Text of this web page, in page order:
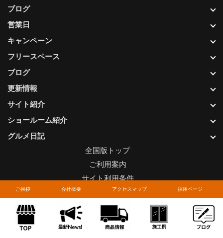
ご挨拶 会社概要 アクセスマップ 採用ページ
更新情報
サイト紹介
ショールーム紹介
グルメ日記
ブログ
営業日
キャンペーン
フリースペース
ブログ
全国版トップ
ご利用案内
サイト利用条件
プライバシーポリシー
関連リンク
お問い合わせについて